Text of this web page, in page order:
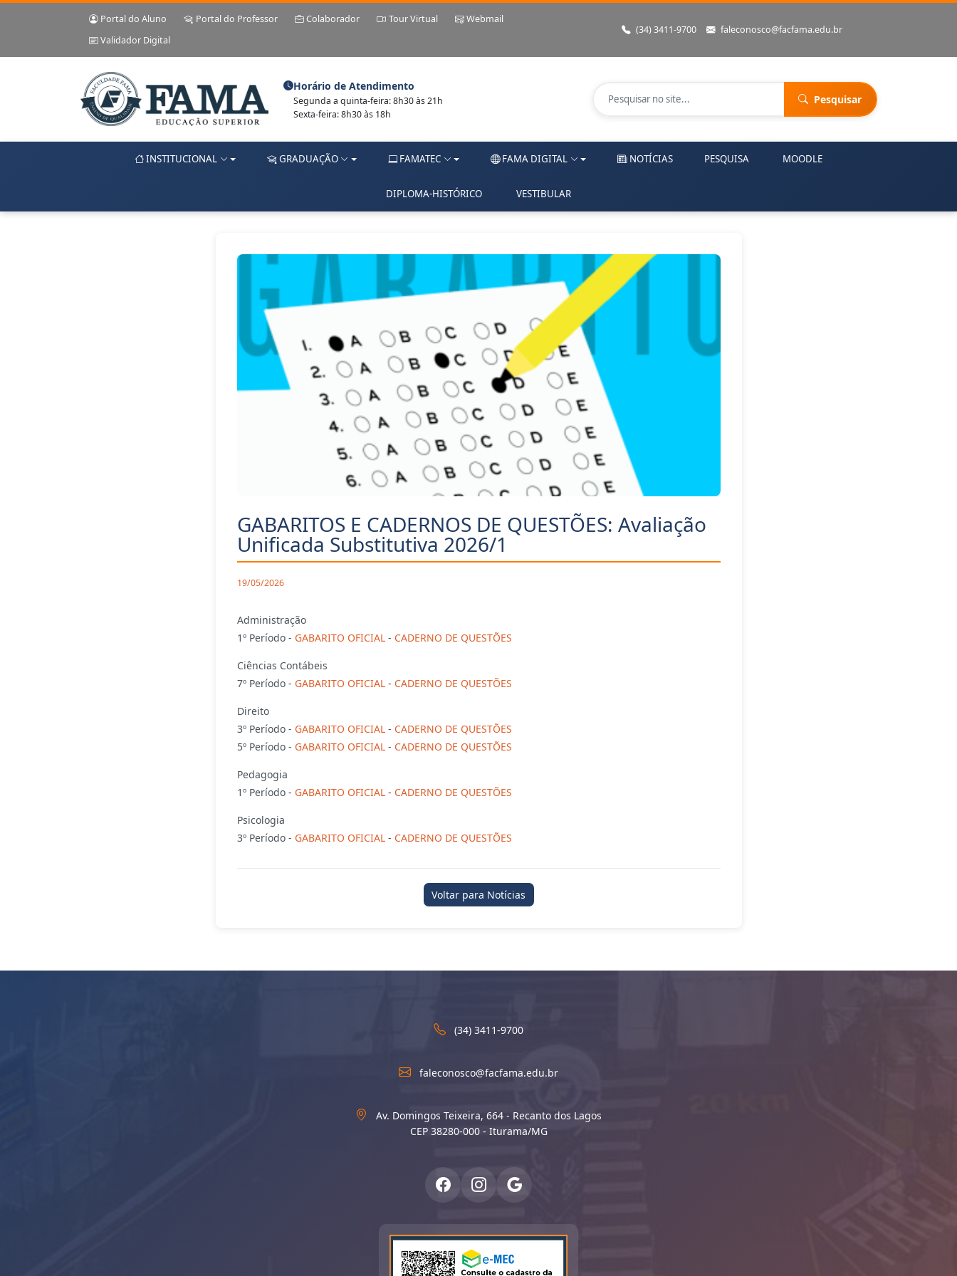
Portal do Aluno Portal do Professor Colaborador Tour Virtual
Webmail
Validador Digital
(34) 3411-9700 faleconosco@facfama.edu.br
Horário de Atendimento
Segunda a quinta-feira: 8h30 às 21h
Sexta-feira: 8h30 às 18h
Pesquisar
INSTITUCIONAL GRADUAÇÃO FAMATEC FAMA DIGITAL NOTÍCIAS PESQUISA MOODLE
DIPLOMA-HISTÓRICO VESTIBULAR
GABARITOS E CADERNOS DE QUESTÕES: Avaliação
Unificada Substitutiva 2026/1
19/05/2026
Administração
1º Período - GABARITO OFICIAL - CADERNO DE QUESTÕES
Ciências Contábeis
7º Período - GABARITO OFICIAL- CADERNO DE QUESTÕES
Direito
3º Período - GABARITO OFICIAL- CADERNO DE QUESTÕES
5º Período - GABARITO OFICIAL- CADERNO DE QUESTÕES
Pedagogia
1º Período - GABARITO OFICIAL- CADERNO DE QUESTÕES
Psicologia
3º Período - GABARITO OFICIAL- CADERNO DE QUESTÕES
Voltar para Notícias
(34) 3411-9700
faleconosco@facfama.edu.br
Av. Domingos Teixeira, 664 - Recanto dos Lagos
CEP 38280-000 - Iturama/MG